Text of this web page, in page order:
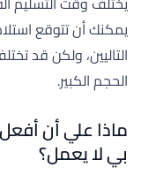
يمكنك أن تتوقع
التاليين، ولكن قد
الحجم الكبير.
بي لا يعمل؟